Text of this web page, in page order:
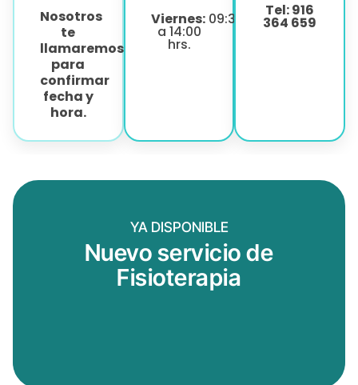
Nosotros
te
llamaremos
para
confirmar
fecha y
hora.
Viernes:09:30
a 14:00
hrs.
Tel: 916
364 659
YA DISPONIBLE
Nuevo servicio de
Fisioterapia